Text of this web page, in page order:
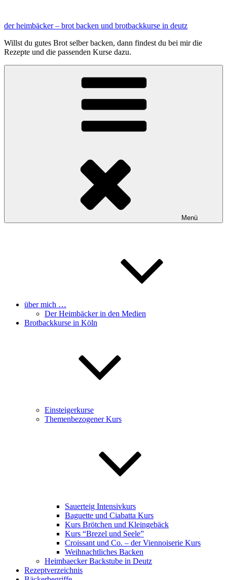
springen
der heimbäcker – brot backen und brotbackkurse in deutz
Willst du gutes Brot selber backen, dann findest du bei mir die
Rezepte und die passenden Kurse dazu.
Menü
über mich …
Der Heimbäcker in den Medien
Brotbackkurse in Köln
Einsteigerkurse
Themenbezogener Kurs
Sauerteig Intensivkurs
Baguette und Ciabatta Kurs
Kurs Brötchen und Kleingebäck
Kurs “Brezel und Seele”
Croissant und Co. – der Viennoiserie Kurs
Weihnachtliches Backen
Heimbaecker Backstube in Deutz
Rezeptverzeichnis